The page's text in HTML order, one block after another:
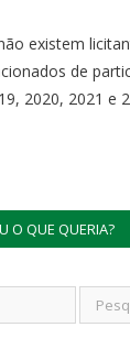
existem
de
2020, 2021 e
O QUE QUERIA?